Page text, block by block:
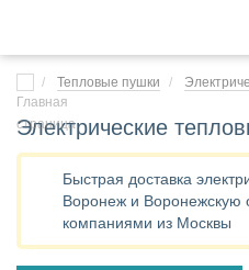
Тепловые пушки
Электрические
Быстрая доставка
Воронеж и Воронежскую
компаниями из Москвы